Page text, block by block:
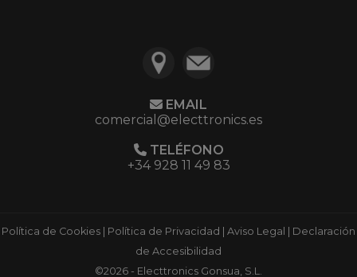
EMAIL
comercial@electtronics.es
TELÉFONO
+34 928 11 49 83
Política de Cookies Política de Privacidad Aviso Legal
Declaración
de Accesibilidad
©2026 - Electtronics Gonsua, S.L.